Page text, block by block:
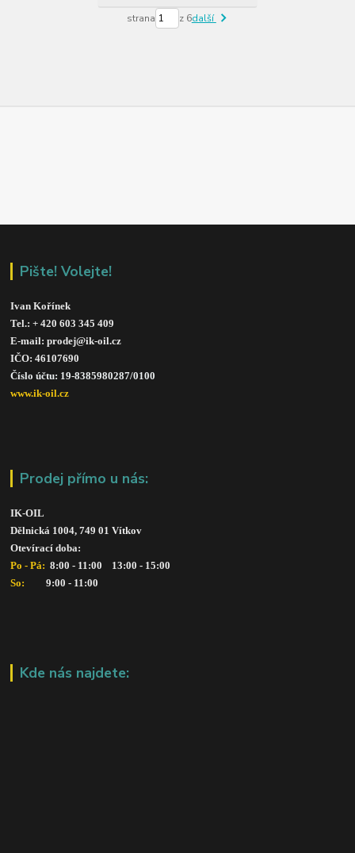
strana z 6další
Pište! Volejte!
Ivan Kořínek
Tel.: + 420 603 345 409
E-mail: prodej@ik-oil.cz
IČO: 46107690
Číslo účtu: 19-8385980287/0100
www.ik-oil.cz
Prodej přímo u nás:
IK-OIL
Dělnická 1004, 749 01 Vítkov
Otevírací doba:
Po - Pá: 8:00 - 11:00    13:00 - 15:00
So:
      9:00 - 11:00
Kde nás najdete: